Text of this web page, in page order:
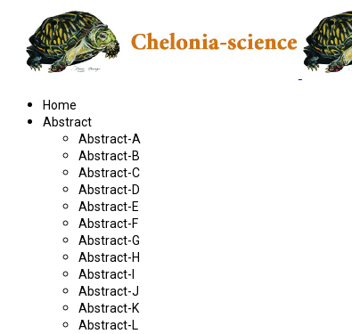
Home
Abstract
Abstract-A
Abstract-B
Abstract-C
Abstract-D
Abstract-E
Abstract-F
Abstract-G
Abstract-H
Abstract-I
Abstract-J
Abstract-K
Abstract-L